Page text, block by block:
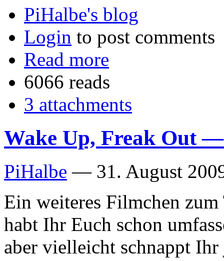
PiHalbe's blog
Login to post comments
Read more
6066 reads
3 attachments
Wake Up, Freak Out
PiHalbe — 31. August
Ein weiteres Filmchen
habt Ihr Euch schon
aber vielleicht schnappt Ihr